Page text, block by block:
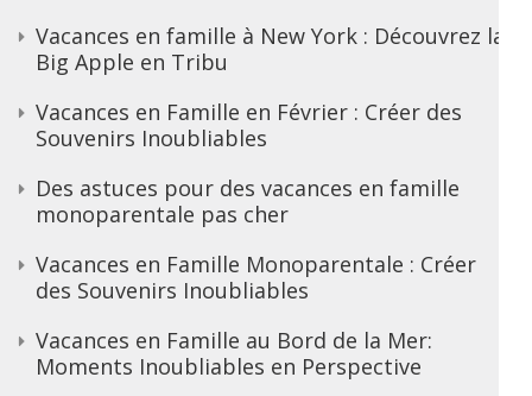
Vacances en famille à New York : Découvrez la
Big Apple en Tribu
Vacances en Famille en Février : Créer des
Souvenirs Inoubliables
Des astuces pour des vacances en famille
monoparentale pas cher
Vacances en Famille Monoparentale : Créer
des Souvenirs Inoubliables
Vacances en Famille au Bord de la Mer:
Moments Inoubliables en Perspective